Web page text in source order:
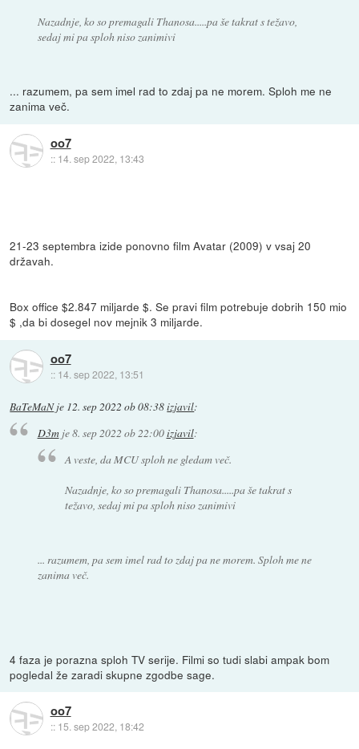
Nazadnje, ko so premagali Thanosa.....pa še takrat s težavo,
sedaj mi pa sploh niso zanimivi
... razumem, pa sem imel rad to zdaj pa ne morem. Sploh me ne
zanima več.
oo7
:: 14. sep 2022, 13:43
21-23 septembra izide ponovno film Avatar (2009) v vsaj 20
državah.
Box office $2.847 miljarde $. Se pravi film potrebuje dobrih 150 mio
$ ,da bi dosegel nov mejnik 3 miljarde.
oo7
:: 14. sep 2022, 13:51
BaTeMaNje 12. sep 2022 ob 08:38izjavil:
D3mje8. sep 2022 ob 22:00izjavil:
A veste, da MCU sploh ne gledam več.
Nazadnje, ko so premagali Thanosa.....pa še takrat s
težavo, sedaj mi pa sploh niso zanimivi
... razumem, pa sem imel rad to zdaj pa ne morem. Sploh me ne
zanima več.
4 faza je porazna sploh TV serije. Filmi so tudi slabi ampak bom
pogledal že zaradi skupne zgodbe sage.
oo7
:: 15. sep 2022, 18:42